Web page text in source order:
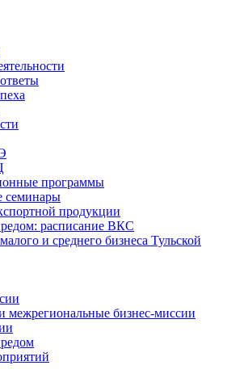
программы
семинары
продукции
расписание ВКС
и среднего бизнеса Тульской
межрегиональные бизнес-миссии